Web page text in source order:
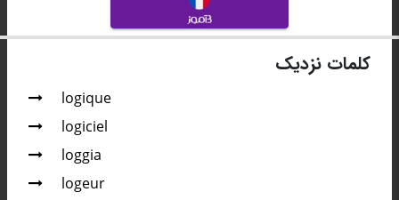
کلمات نزدیک
logique
logiciel
loggia
logeur